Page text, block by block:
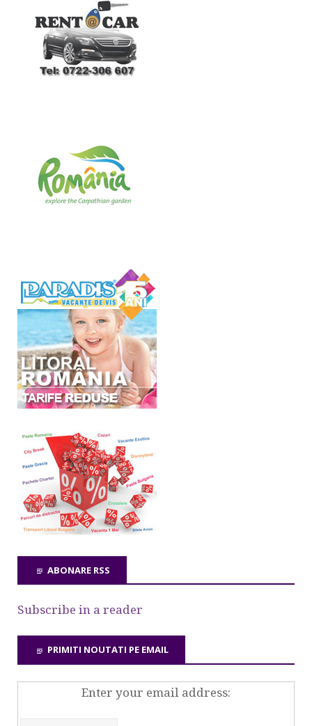
ABONARE RSS
Subscribe in a reader
PRIMITI NOUTATI PE EMAIL
Enter your email address: